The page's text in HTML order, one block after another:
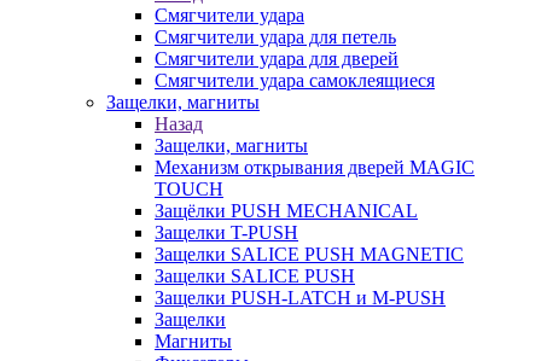
Смягчители удара
Смягчители удара для петель
Смягчители удара для дверей
Cмягчители удара самоклеящиеся
Защелки, магниты
Назад
Защелки, магниты
Механизм открывания дверей MAGIC
TOUCH
Защёлки PUSH MECHANICAL
Защелки T-PUSH
Защелки SALICE PUSH MAGNETIC
Защелки SALICE PUSH
Защелки PUSH-LATCH и M-PUSH
Защелки
Магниты